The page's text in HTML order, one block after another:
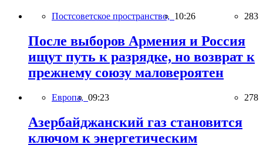
Постсоветское пространство, 10:26 283
После выборов Армения и Россия
ищут путь к разрядке, но возврат к
прежнему союзу маловероятен
Европа, 09:23 278
Азербайджанский газ становится
ключом к энергетическим